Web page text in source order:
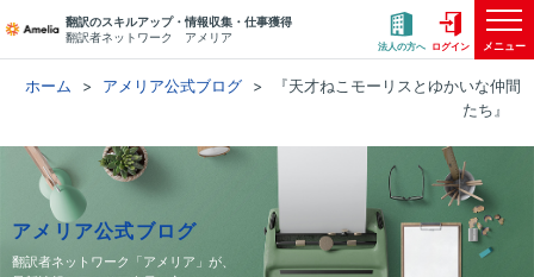
翻訳のスキルアップ・情報収集・仕事獲得
翻訳者ネットワーク アメリア
法人の方へ ログイン メニュー
ホーム アメリア公式ブログ
『天才ねこモーリスとゆかいな仲間
たち』
アメリア公式ブログ
翻訳者ネットワーク「アメリア」が、